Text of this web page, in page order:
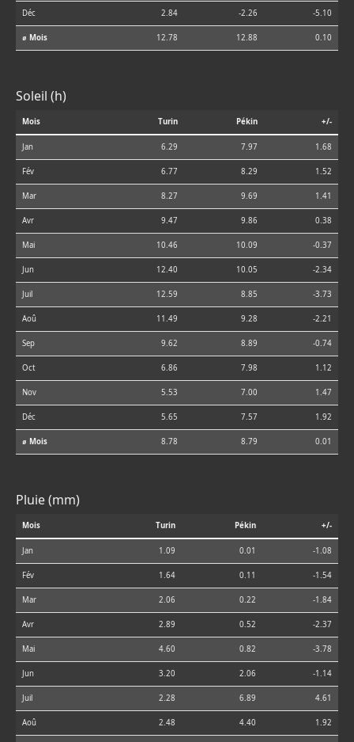
Déc 2.84 -2.26 -5.10
⌀ Mois 12.78 12.88 0.10
Soleil (h)
Mois Turin Pékin +/-
Jan 6.29 7.97 1.68
Fév 6.77 8.29 1.52
Mar 8.27 9.69 1.41
Avr 9.47 9.86 0.38
Mai 10.46 10.09 -0.37
Jun 12.40 10.05 -2.34
Juil 12.59 8.85 -3.73
Aoû 11.49 9.28 -2.21
Sep 9.62 8.89 -0.74
Oct 6.86 7.98 1.12
Nov 5.53 7.00 1.47
Déc 5.65 7.57 1.92
⌀ Mois 8.78 8.79 0.01
Pluie (mm)
Mois Turin Pékin +/-
Jan 1.09 0.01 -1.08
Fév 1.64 0.11 -1.54
Mar 2.06 0.22 -1.84
Avr 2.89 0.52 -2.37
Mai 4.60 0.82 -3.78
Jun 3.20 2.06 -1.14
Juil 2.28 6.89 4.61
Aoû 2.48 4.40 1.92